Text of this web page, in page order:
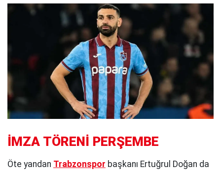
İMZA TÖRENİ PERŞEMBE
Öte yandan Trabzonspor başkanı Ertuğrul Doğan da